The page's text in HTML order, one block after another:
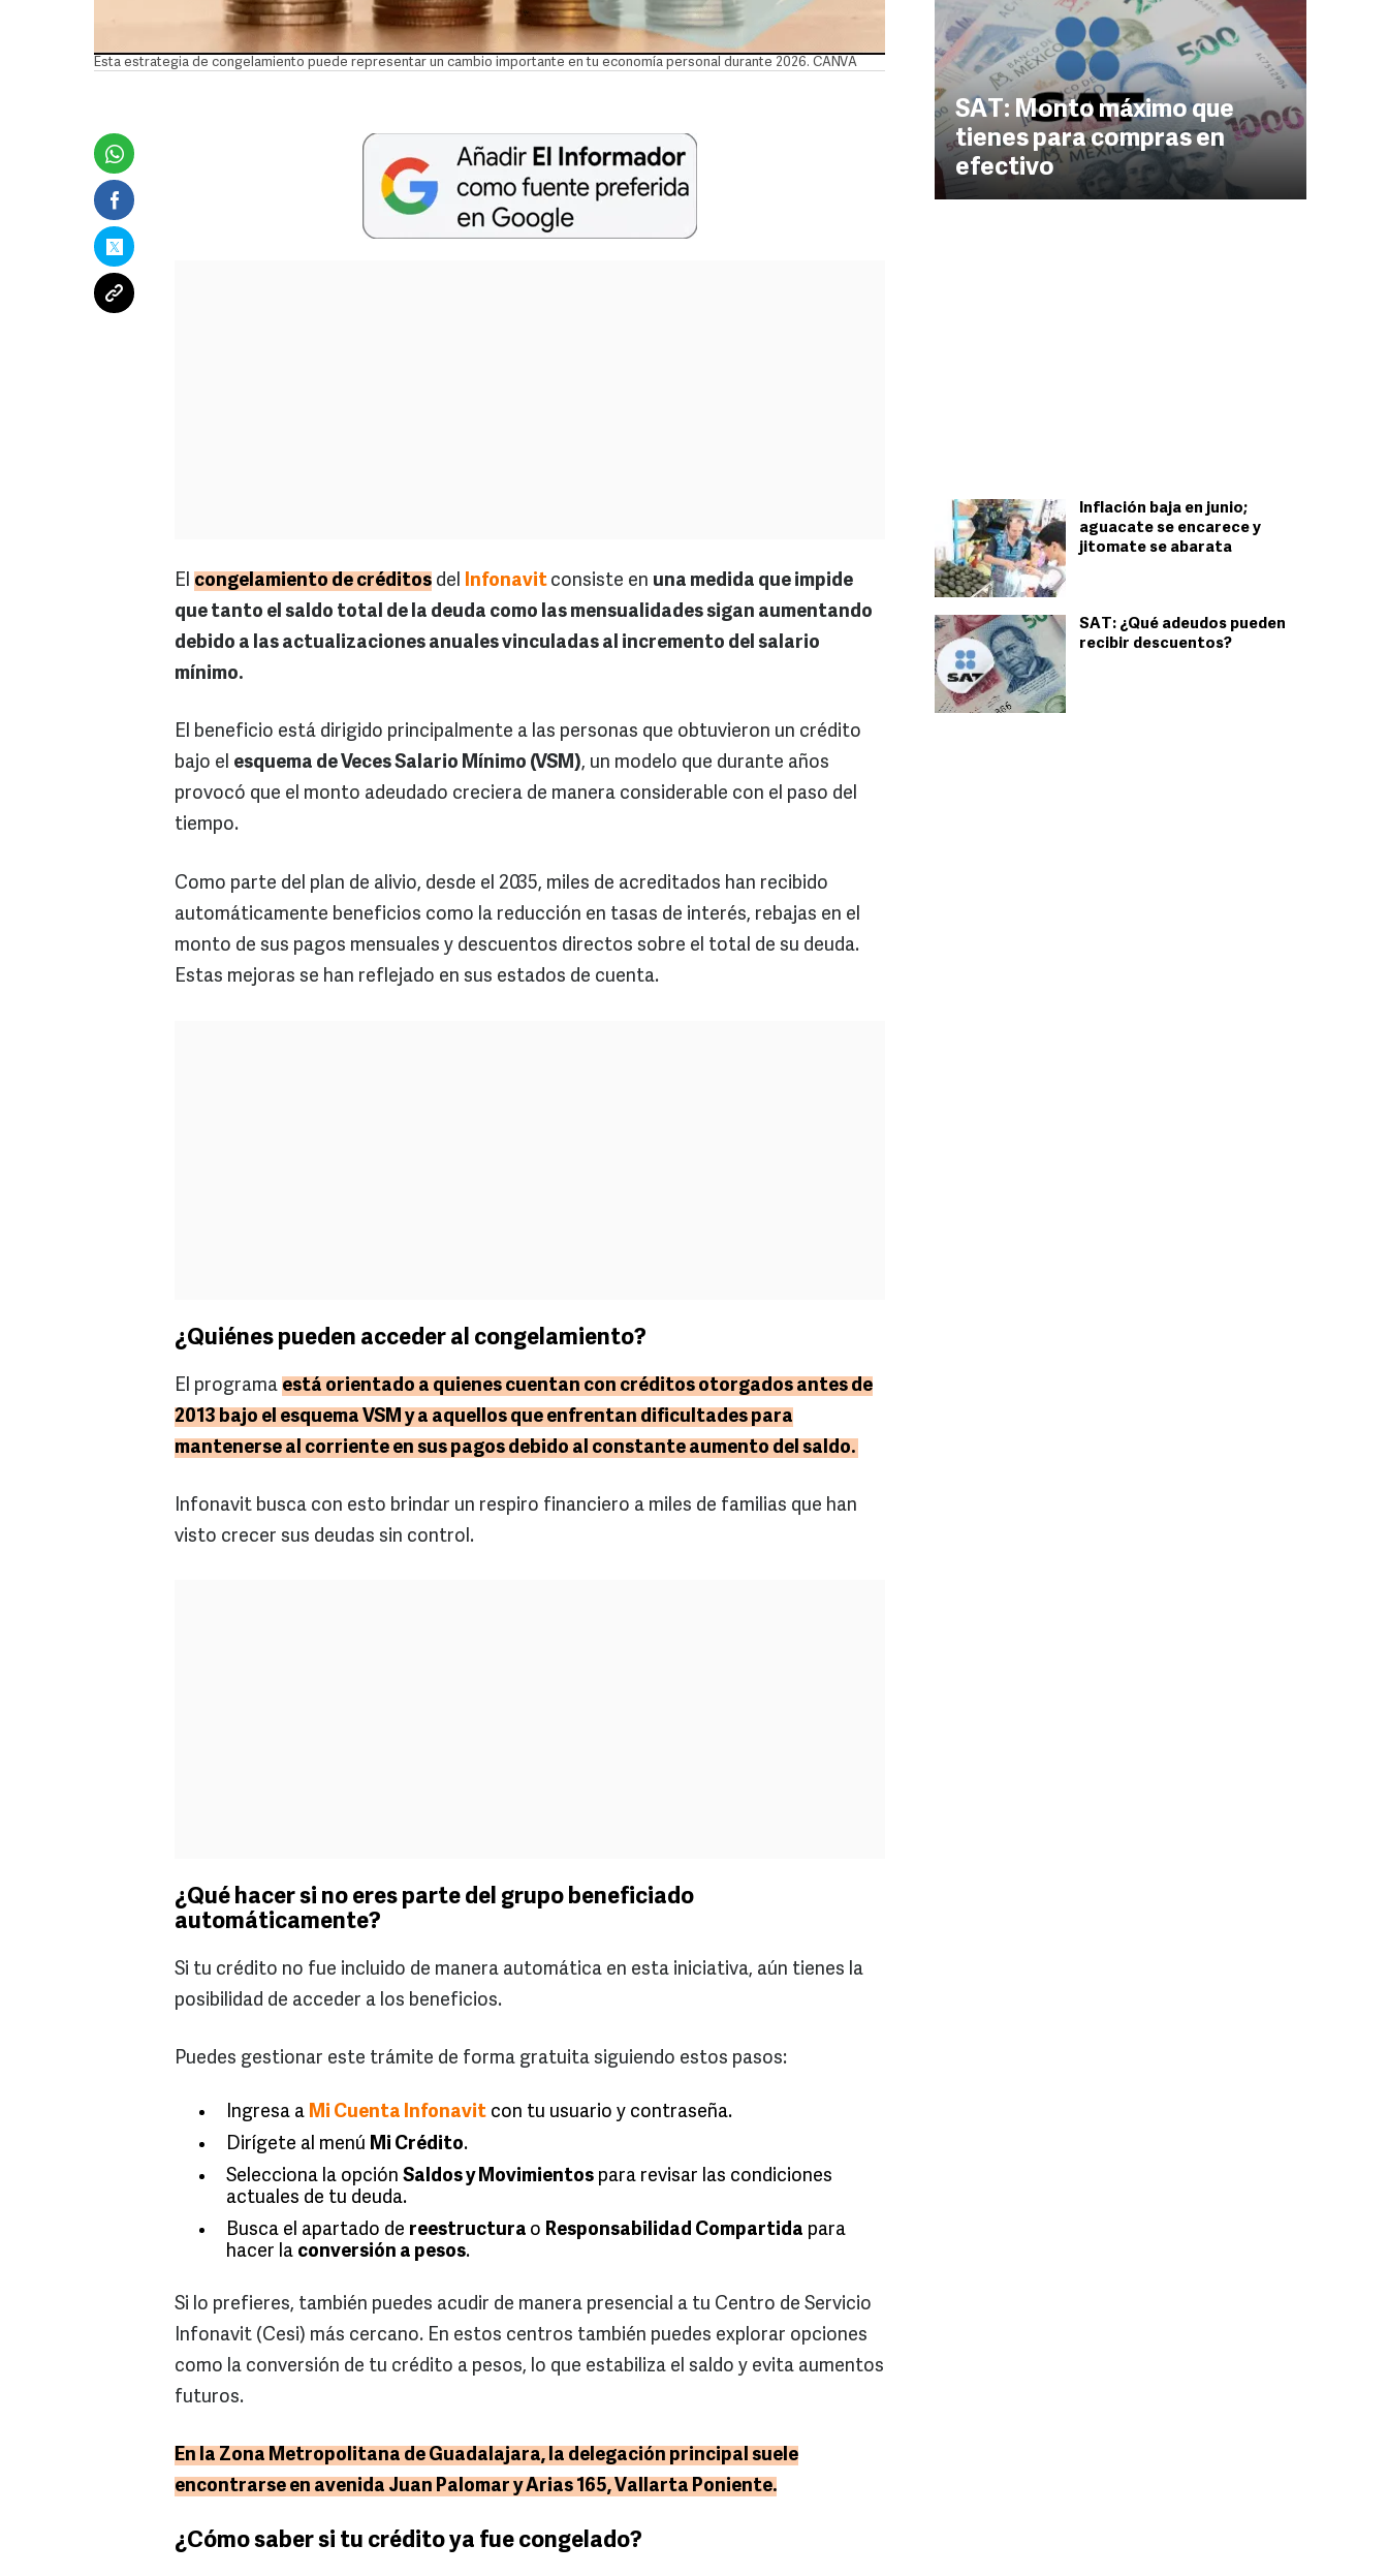
SAT: Monto máximo que
tienes para compras en
efectivo
Inflación baja en junio;
aguacate se encarece y
jitomate se abarata
SAT: ¿Qué adeudos pueden
recibir descuentos?
Esta estrategia de congelamiento puede representar un cambio importante en tu economía personal durante 2026. CANVA
El congelamiento de créditos del Infonavit consiste en una medida que impide
que tanto el saldo total de la deuda como las mensualidades sigan aumentando
debido a las actualizaciones anuales vinculadas al incremento del salario
mínimo.
El beneficio está dirigido principalmente a las personas que obtuvieron un crédito
bajo el esquema de Veces Salario Mínimo (VSM), un modelo que durante años
provocó que el monto adeudado creciera de manera considerable con el paso del
tiempo.
Como parte del plan de alivio, desde el 2035, miles de acreditados han recibido
automáticamente beneficios como la reducción en tasas de interés, rebajas en el
monto de sus pagos mensuales y descuentos directos sobre el total de su deuda.
Estas mejoras se han reflejado en sus estados de cuenta.
¿Quiénes pueden acceder al congelamiento?
El programa está orientado a quienes cuentan con créditos otorgados antes de
2013 bajo el esquema VSM y a aquellos que enfrentan dificultades para
mantenerse al corriente en sus pagos debido al constante aumento del saldo.
Infonavit busca con esto brindar un respiro financiero a miles de familias que han
visto crecer sus deudas sin control.
¿Qué hacer si no eres parte del grupo beneficiado
automáticamente?
Si tu crédito no fue incluido de manera automática en esta iniciativa, aún tienes la
posibilidad de acceder a los beneficios.
Puedes gestionar este trámite de forma gratuita siguiendo estos pasos:
Ingresa a Mi Cuenta Infonavit con tu usuario y contraseña.
Dirígete al menú Mi Crédito.
Selecciona la opción Saldos y Movimientos para revisar las condiciones
actuales de tu deuda.
Busca el apartado de reestructura o Responsabilidad Compartida para
hacer la conversión a pesos.
Si lo prefieres, también puedes acudir de manera presencial a tu Centro de Servicio
Infonavit (Cesi) más cercano. En estos centros también puedes explorar opciones
como la conversión de tu crédito a pesos, lo que estabiliza el saldo y evita aumentos
futuros.
En la Zona Metropolitana de Guadalajara, la delegación principal suele
encontrarse en avenida Juan Palomar y Arias 165, Vallarta Poniente.
¿Cómo saber si tu crédito ya fue congelado?